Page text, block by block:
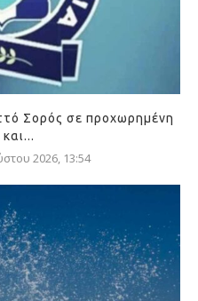
Σορός σε προχωρημένη
2026, 13:54